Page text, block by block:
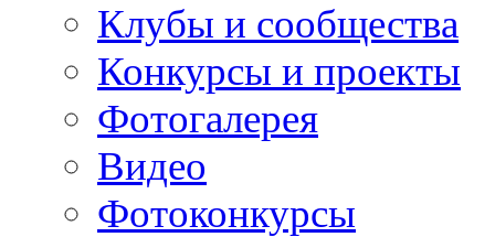
Клубы и сообщества
Конкурсы и проекты
Фотогалерея
Видео
Фотоконкурсы